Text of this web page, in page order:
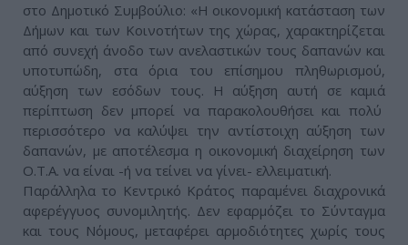
στο Δημοτικό Συμβούλιο: «Η οικονομική κατάσταση των
Δήμων και των Κοινοτήτων της χώρας, χαρακτηρίζεται
από συνεχή άνοδο των ανελαστικών τους δαπανών και
υποτυπώδη, στα όρια του επίσημου πληθωρισμού,
αύξηση των εσόδων τους. Η αύξηση αυτή σε καμιά
περίπτωση δεν μπορεί να παρακολουθήσει και πολύ
περισσότερο να καλύψει την αντίστοιχη αύξηση των
δαπανών, με αποτέλεσμα η οικονομική διαχείρηση των
Ο.Τ.Α. να είναι -ή να τείνει να γίνει- ελλειματική.
Παράλληλα το Κεντρικό Κράτος παραμένει διαχρονικά
αφερέγγυος συνομιλητής. Δεν εφαρμόζει το Σύνταγμα
και τους Νόμους, μεταφέρει αρμοδιότητες χωρίς τους